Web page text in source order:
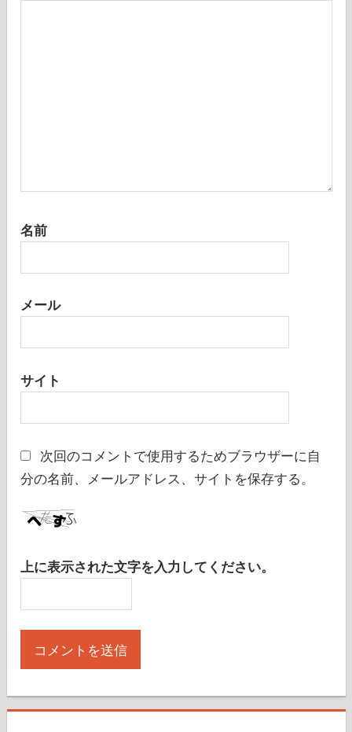
名前
メール
サイト
次回のコメントで使用するためブラウザーに自
分の名前、メールアドレス、サイトを保存する。
上に表示された文字を入力してください。